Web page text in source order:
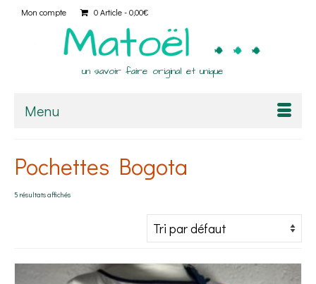
Mon compte 0 Article 0,00€
un savoir faire original et unique
Menu
Pochettes Bogota
5 résultats affichés